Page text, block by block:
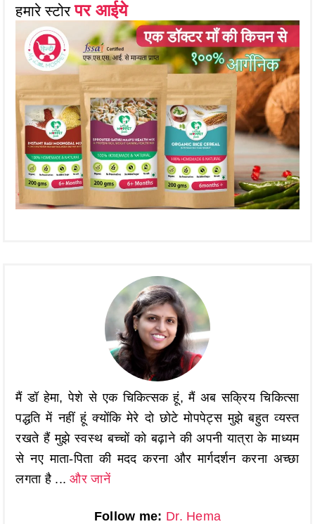
हमारे स्टोरपर आईये
मैं डॉ हेमा, पेशे से एक चिकित्सक हूं, मैं अब सक्रिय चिकित्सा
पद्धति में नहीं हूं क्योंकि मेरे दो छोटे मोपपेट्स मुझे बहुत व्यस्त
रखते हैं मुझे स्वस्थ बच्चों को बढ़ाने की अपनी यात्रा के माध्यम
से नए माता-पिता की मदद करना और मार्गदर्शन करना अच्छा
लगता है ...और जानें
Follow me: Dr. Hema